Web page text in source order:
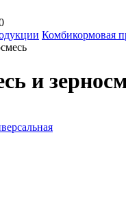
Комбикормовая
и